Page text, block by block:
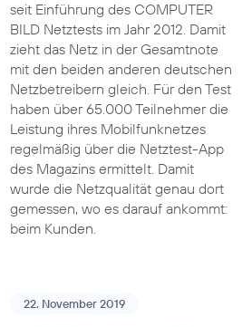
seit Einführung des COMPUTER
BILD Netztests im Jahr 2012. Damit
zieht das Netz in der Gesamtnote
mit den beiden anderen deutschen
Netzbetreibern gleich. Für den Test
haben über 65.000 Teilnehmer die
Leistung ihres Mobilfunknetzes
regelmäßig über die Netztest-App
des Magazins ermittelt. Damit
wurde die Netzqualität genau dort
gemessen, wo es darauf ankommt:
beim Kunden.
22. November 2019